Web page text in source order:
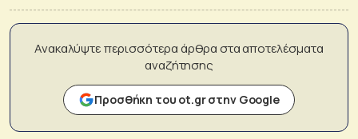
Ανακαλύψτε περισσότερα άρθρα στα αποτελέσματα
αναζήτησης
Προσθήκη του ot.gr στην Google